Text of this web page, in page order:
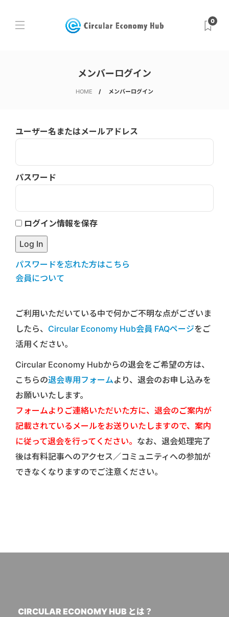
0
メンバーログイン
HOME メンバーログイン
ユーザー名またはメールアドレス
パスワード
ログイン情報を保存
パスワードを忘れた方はこちら
会員について
ご利用いただいている中で何かご不明な点がございま
したら、 Circular Economy Hub会員 FAQページをご
活用ください。
Circular Economy Hubからの退会をご希望の方は、
こちらの退会専用フォームより、退会のお申し込みを
お願いいたします。
フォームよりご連絡いただいた方に、退会のご案内が
記載されているメールをお送りいたしますので、案内
に従って退会を行ってください。 なお、退会処理完了
後は有料記事へのアクセス／コミュニティへの参加が
できなくなりますのでご注意ください。
CIRCULAR ECONOMY HUB とは？